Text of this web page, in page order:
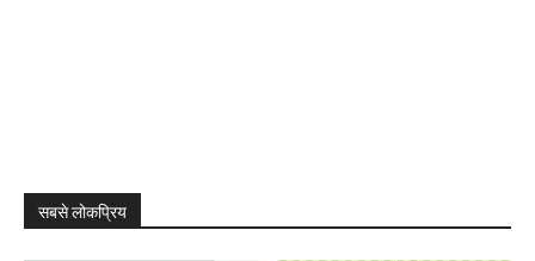
सबसे लोकप्रिय